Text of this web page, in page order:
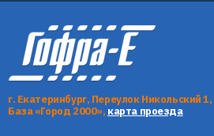
г. Екатеринбург, Переулок Никольский
База «Город 2000», карта проезда